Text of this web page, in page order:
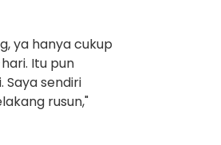
ya hanya cukup
Itu pun
Saya sendiri
rusun,"